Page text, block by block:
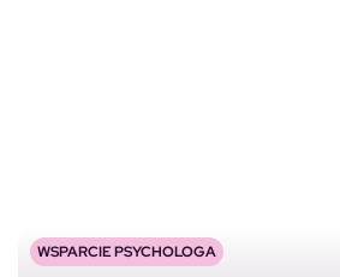
WSPARCIE PSYCHOLOGA